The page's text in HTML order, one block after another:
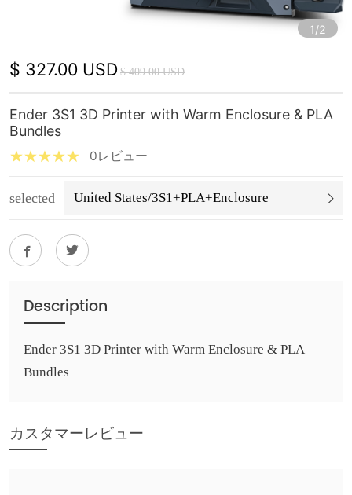
1/2
$ 327.00 USD$ 409.00 USD
Ender 3S1 3D Printer with Warm Enclosure & PLA
Bundles
0レビュー
selected United States/3S1+PLA+Enclosure
Description
Ender 3S1 3D Printer with Warm Enclosure & PLA
Bundles
カスタマーレビュー